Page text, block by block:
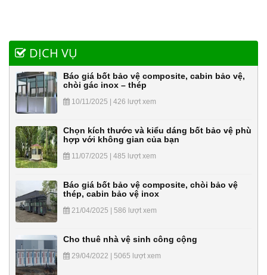
DỊCH VỤ
Báo giá bốt bảo vệ composite, cabin bảo vệ,
chòi gác inox – thép
10/11/2025 | 426 lượt xem
Chọn kích thước và kiểu dáng bốt bảo vệ phù
hợp với không gian của bạn
11/07/2025 | 485 lượt xem
Báo giá bốt bảo vệ composite, chòi bảo vệ
thép, cabin bảo vệ inox
21/04/2025 | 586 lượt xem
Cho thuê nhà vệ sinh công cộng
29/04/2022 | 5065 lượt xem